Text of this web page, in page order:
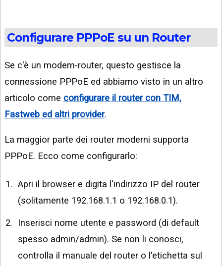
Configurare PPPoE su un Router
Se c'è un modem-router, questo gestisce la
connessione PPPoE ed abbiamo visto in un altro
articolo come configurare il router con TIM,
Fastweb ed altri provider.
La maggior parte dei router moderni supporta
PPPoE. Ecco come configurarlo:
Apri il browser e digita l'indirizzo IP del router
(solitamente 192.168.1.1 o 192.168.0.1).
Inserisci nome utente e password (di default
spesso admin/admin). Se non li conosci,
controlla il manuale del router o l'etichetta sul